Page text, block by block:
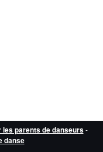
les parents de danseurs-
danse